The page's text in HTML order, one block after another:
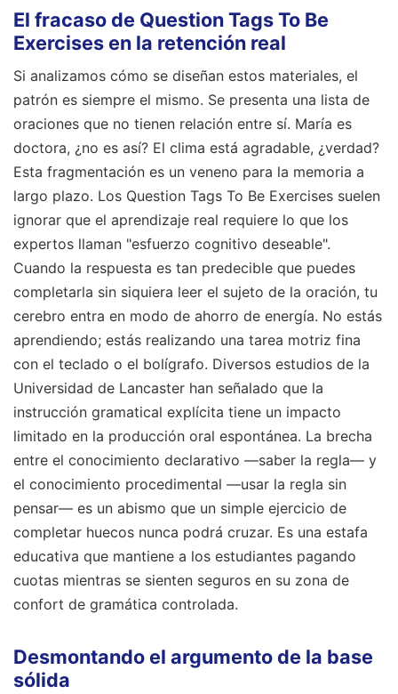
El fracaso de Question Tags To Be
Exercises en la retención real
Si analizamos cómo se diseñan estos materiales, el
patrón es siempre el mismo. Se presenta una lista de
oraciones que no tienen relación entre sí. María es
doctora, ¿no es así? El clima está agradable, ¿verdad?
Esta fragmentación es un veneno para la memoria a
largo plazo. Los Question Tags To Be Exercises suelen
ignorar que el aprendizaje real requiere lo que los
expertos llaman "esfuerzo cognitivo deseable".
Cuando la respuesta es tan predecible que puedes
completarla sin siquiera leer el sujeto de la oración, tu
cerebro entra en modo de ahorro de energía. No estás
aprendiendo; estás realizando una tarea motriz fina
con el teclado o el bolígrafo. Diversos estudios de la
Universidad de Lancaster han señalado que la
instrucción gramatical explícita tiene un impacto
limitado en la producción oral espontánea. La brecha
entre el conocimiento declarativo —saber la regla— y
el conocimiento procedimental —usar la regla sin
pensar— es un abismo que un simple ejercicio de
completar huecos nunca podrá cruzar. Es una estafa
educativa que mantiene a los estudiantes pagando
cuotas mientras se sienten seguros en su zona de
confort de gramática controlada.
Desmontando el argumento de la base
sólida